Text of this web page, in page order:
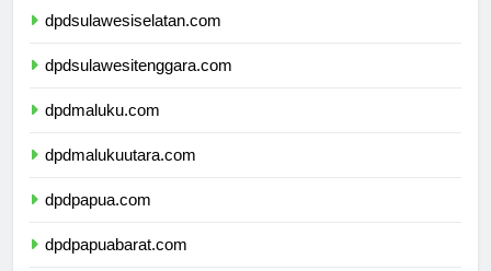
dpdsulawesiselatan.com
dpdsulawesitenggara.com
dpdmaluku.com
dpdmalukuutara.com
dpdpapua.com
dpdpapuabarat.com